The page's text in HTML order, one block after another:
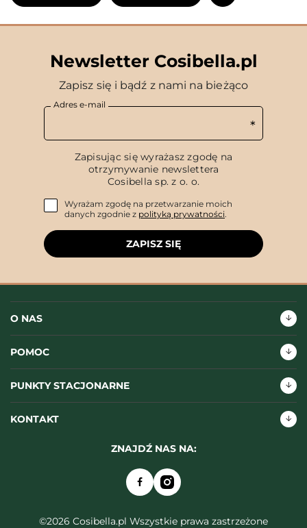
Newsletter Cosibella.pl
Zapisz się i bądź z nami na bieżąco
Adres e-mail
Zapisując się wyrażasz zgodę na
otrzymywanie newslettera
Cosibella sp. z o. o.
Wyrażam zgodę na przetwarzanie moich
danych zgodnie z polityką prywatności.
ZAPISZ SIĘ
O NAS
POMOC
PUNKTY STACJONARNE
KONTAKT
ZNAJDŹ NAS NA:
©2026 Cosibella.pl Wszystkie prawa zastrzeżone